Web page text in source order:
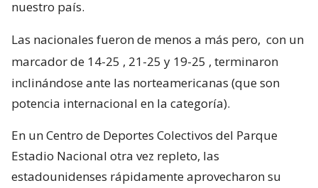
nuestro país.
Las nacionales fueron de menos a más pero, con un
marcador de 14-25 , 21-25 y 19-25 , terminaron
inclinándose ante las norteamericanas (que son
potencia internacional en la categoría).
En un Centro de Deportes Colectivos del Parque
Estadio Nacional otra vez repleto, las
estadounidenses rápidamente aprovecharon su